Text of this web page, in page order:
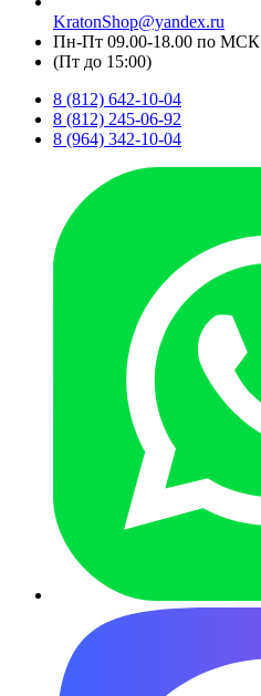
KratonShop@yandex.ru
Пн-Пт 09.00-18.00 по МСК
(Пт до 15:00)
8 (812) 642-10-04
8 (812) 245-06-92
8 (964) 342-10-04